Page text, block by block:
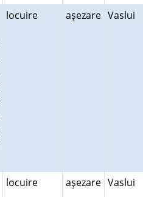
locuire aşezare Vaslui
locuire aşezare Vaslui